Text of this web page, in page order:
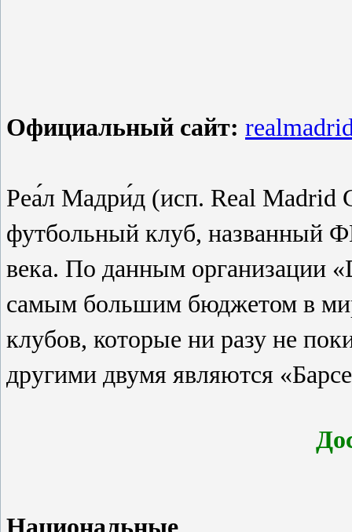
Официальный сайт:
Реа́л Мадри́д (исп. Real
футбольный клуб,
века. По данным организации
самым большим бюджетом в
клубов, которые ни разу не
другими двумя являются